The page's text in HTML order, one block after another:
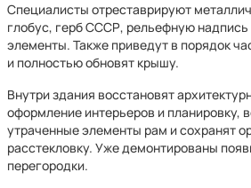
Специалисты отреставрируют
глобус, герб СССР, рельефную надпись
элементы. Также приведут в порядок
и полностью обновят крышу.
Внутри здания восстановят
оформление интерьеров и планировку,
утраченные элементы рам и сохранят
расстекловку. Уже демонтированы
перегородки.